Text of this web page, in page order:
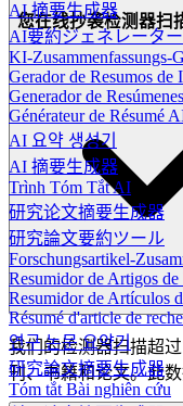
AI 摘要生成器
AI要約ジェネレーター
KI-Zusammenfassungs-
Gerador de Resumos de
Generador de
Générateur de Résumé
AI 요약 생성기
AI 摘要生成器
Trình Tóm Tắt AI
研究论文摘要生成器
研究論文要約ツール
Forschungsartikel-
Resumidor de Artigos de
Resumidor de Artículos
Résumé d'article de
연구 논문 요약기
研究論文摘要生成器
Tóm tắt Bài nghiên cứu
您在线抄袭检测器扫
我们的检测器扫描超
刊、书籍和论文。此